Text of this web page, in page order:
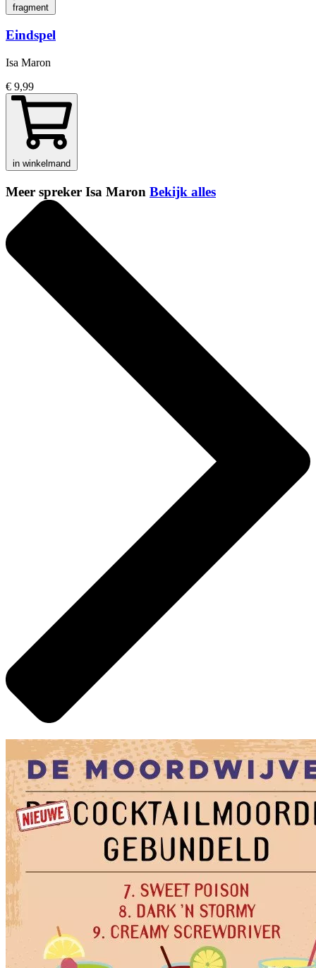
fragment
Eindspel
Isa Maron
€ 9,99
in winkelmand
Meer spreker Isa Maron Bekijk alles